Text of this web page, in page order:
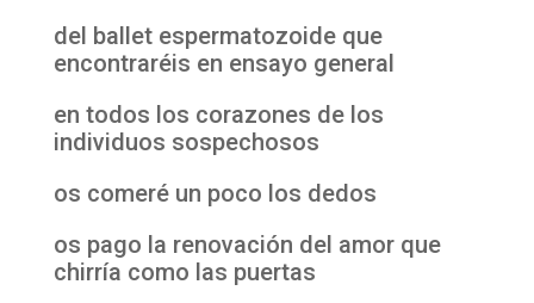
del ballet espermatozoide que
encontraréis en ensayo general
en todos los corazones de los
individuos sospechosos
os comeré un poco los dedos
os pago la renovación del amor que
chirría como las puertas